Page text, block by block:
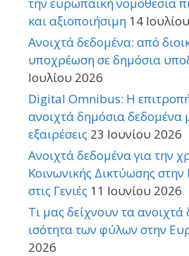
και αξιοποιήσιμη 14
Ανοιχτά δεδομένα: από
υποχρέωση σε δημόσια
Ιουλίου 2026
Digital Omnibus: Η επιτροπή
ανοιχτά δημόσια δεδομένα
εξαιρέσεις 23 Ιουνίου 2026
Ανοιχτά δεδομένα για την
Κοινωνικής Δικτύωσης
στις Γενιές 11 Ιουνίου 2026
Τι μας δείχνουν τα ανοιχτά
ισότητα των φύλων στην
2026